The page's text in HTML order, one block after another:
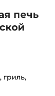
печь
гриль,